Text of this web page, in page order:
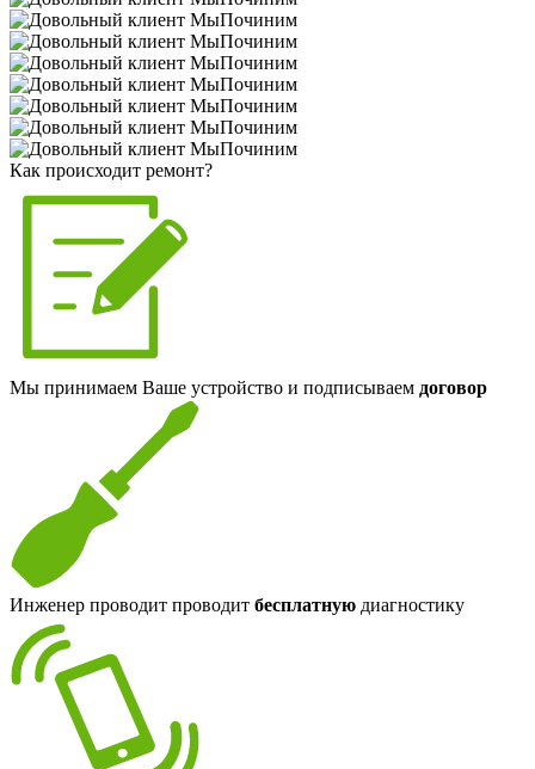
Как происходит ремонт?
Мы принимаем Ваше устройство и подписываем договор
Инженер проводит проводит бесплатную диагностику